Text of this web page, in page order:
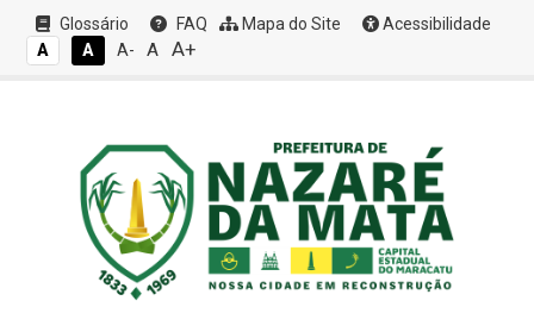
Glossário FAQ Mapa do Site
Acessibilidade
A
A A- A A+